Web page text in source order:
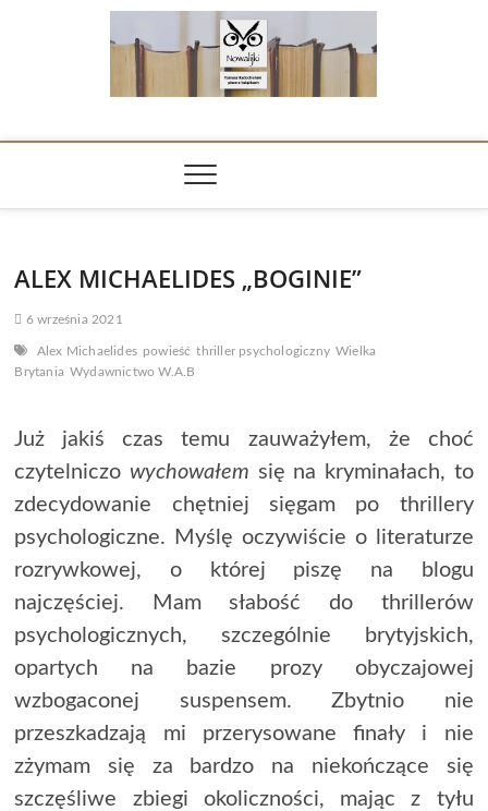
NOWALIJKI
ALEX MICHAELIDES „BOGINIE”
6 września 2021
Alex Michaelides powieść thriller psychologiczny Wielka
Brytania Wydawnictwo W.A.B
Już jakiś czas temu zauważyłem, że choć
czytelniczo wychowałem się na kryminałach, to
zdecydowanie chętniej sięgam po thrillery
psychologiczne. Myślę oczywiście o literaturze
rozrywkowej, o której piszę na blogu
najczęściej. Mam słabość do thrillerów
psychologicznych, szczególnie brytyjskich,
opartych na bazie prozy obyczajowej
wzbogaconej suspensem. Zbytnio nie
przeszkadzają mi przerysowane finały i nie
zżymam się za bardzo na niekończące się
szczęśliwe zbiegi okoliczności, mając z tyłu